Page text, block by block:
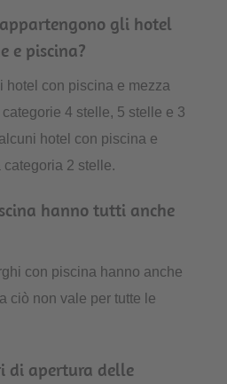
gli hotel
e piscina?
hotel con piscina e mezza
4 stelle, 5 stelle e 3
hotel con piscina e
2 stelle.
hanno tutti anche
con piscina hanno anche
ciò non vale per tutte le
di apertura delle